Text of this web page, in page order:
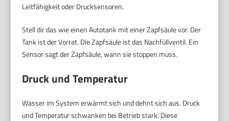
Leitfähigkeit oder Drucksensoren.
Stell dir das wie einen Autotank mit einer Zapfsäule vor. Der
Tank ist der Vorrat. Die Zapfsäule ist das Nachfüllventil. Ein
Sensor sagt der Zapfsäule, wann sie stoppen muss.
Druck und Temperatur
Wasser im System erwärmt sich und dehnt sich aus. Druck
und Temperatur schwanken bei Betrieb stark. Diese